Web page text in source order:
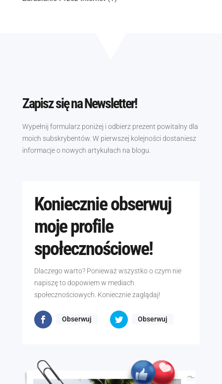
Zapisz się na Newsletter!
Wypełnij formularz poniżej i odbierz prezent powitalny dla
moich subskrybentów. W pierwszej kolejności dostaniesz
informacje o nowych artykułach na blogu.
Koniecznie obserwuj
moje profile
społecznościowe!
Dlaczego warto? Ponieważ wszystko o czym nie
napiszę to dopowiem w mediach
społecznościowych. Koniecznie zaglądaj!
Obserwuj Obserwuj